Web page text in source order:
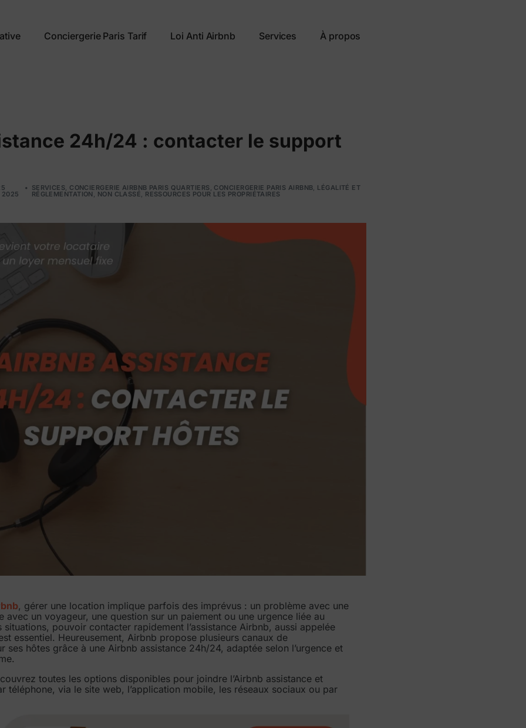
Conciergerie Paris Tarif Loi Anti Airbnb Services À propos
24h/24 : contacter le support
2025
SERVICES, CONCIERGERIE AIRBNB PARIS QUARTIERS, CONCIERGERIE PARIS AIRBNB, LÉGALITÉ ET
RÉGLEMENTATION, NON CLASSÉ, RESSOURCES POUR LES PROPRIÉTAIRES
, gérer une location implique parfois des imprévus : un problème avec une
avec un voyageur, une question sur un paiement ou une urgence liée au
situations, pouvoir contacter rapidement l’assistance Airbnb, aussi appelée
essentiel. Heureusement, Airbnb propose plusieurs canaux de
ses hôtes grâce à une Airbnb assistance 24h/24, adaptée selon l’urgence et
toutes les options disponibles pour joindre l’Airbnb assistance et
téléphone, via le site web, l’application mobile, les réseaux sociaux ou par